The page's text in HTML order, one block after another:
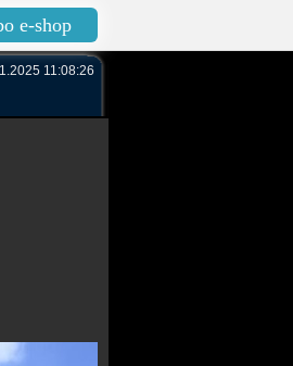
e-shop
11:08:26